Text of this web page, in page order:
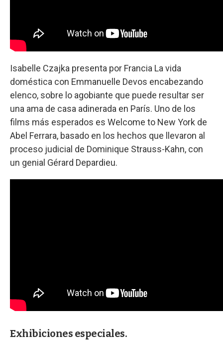
Isabelle Czajka presenta por Francia La vida
doméstica con Emmanuelle Devos encabezando
elenco, sobre lo agobiante que puede resultar ser
una ama de casa adinerada en París. Uno de los
films más esperados es Welcome to New York de
Abel Ferrara, basado en los hechos que llevaron al
proceso judicial de Dominique Strauss-Kahn, con
un genial Gérard Depardieu.
Exhibiciones especiales.